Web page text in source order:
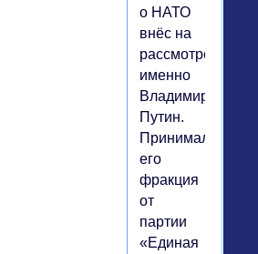
о НАТО
внёс на
рассмотрение
именно
Владимир
Путин.
Принимала
его
фракция
от
партии
«Единая